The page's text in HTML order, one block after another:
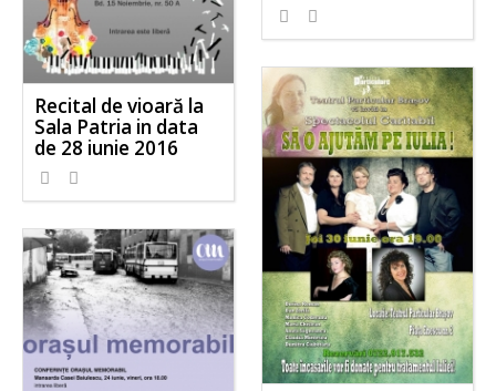
Recital de vioară la
Sala Patria in data
de 28 iunie 2016